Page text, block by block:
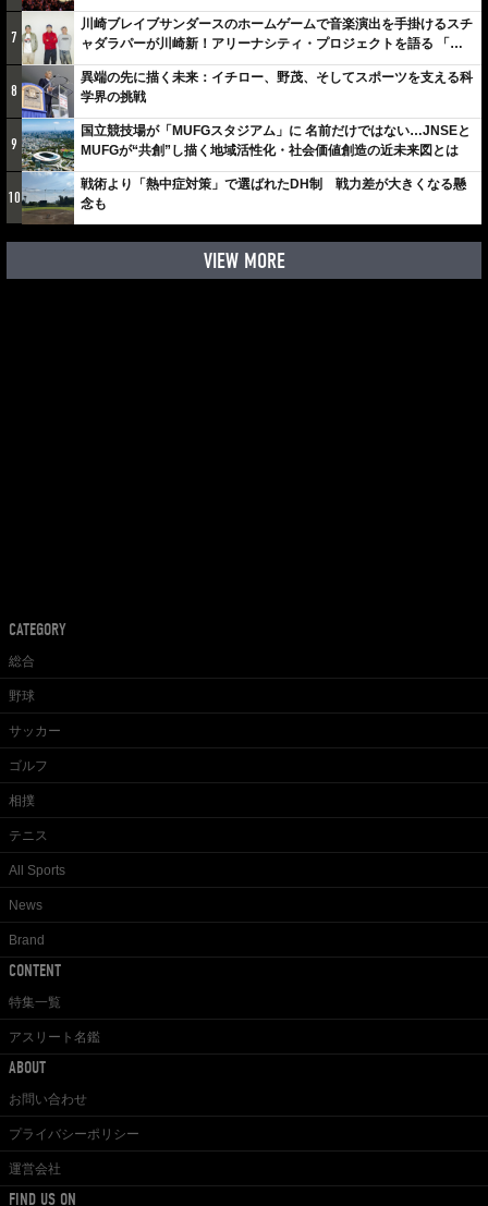
7
川崎ブレイブサンダースのホームゲームで音楽演出を手掛けるスチ
ャダラパーが川崎新！アリーナシティ・プロジェクトを語る 「楽
しみでしかないでしょ。川崎は、ずっと成長曲線だから」
8
異端の先に描く未来：イチロー、野茂、そしてスポーツを支える科
学界の挑戦
9
国立競技場が「MUFGスタジアム」に 名前だけではない…JNSEと
MUFGが“共創”し描く地域活性化・社会価値創造の近未来図とは
10
戦術より「熱中症対策」で選ばれたDH制 戦力差が大きくなる懸
念も
VIEW MORE
CATEGORY
総合
野球
サッカー
ゴルフ
相撲
テニス
All Sports
News
Brand
CONTENT
特集一覧
アスリート名鑑
ABOUT
お問い合わせ
プライバシーポリシー
運営会社
FIND US ON